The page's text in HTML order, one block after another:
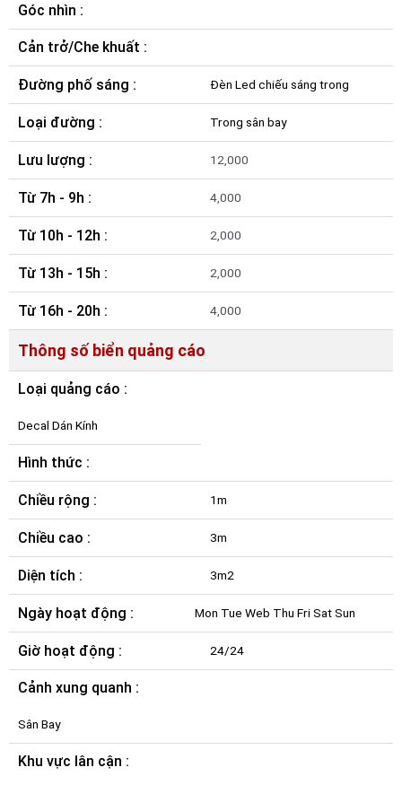
Góc nhìn :
Cản trở/Che khuất :
Đường phố sáng : Đèn Led chiếu sáng trong
Loại đường : Trong sân bay
Lưu lượng : 12,000
Từ 7h - 9h : 4,000
Từ 10h - 12h : 2,000
Từ 13h - 15h : 2,000
Từ 16h - 20h : 4,000
Thông số biển quảng cáo
Loại quảng cáo :
Decal Dán Kính
Hình thức :
Chiều rộng : 1m
Chiều cao : 3m
Diện tích : 3m2
Ngày hoạt động : Mon Tue Web Thu Fri Sat Sun
Giờ hoạt động : 24/24
Cảnh xung quanh :
Sân Bay
Khu vực lân cận :